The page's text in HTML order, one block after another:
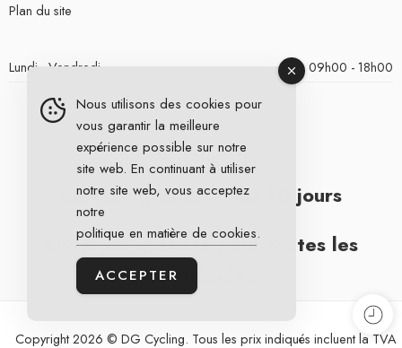
Plan du site
Lundi - Vendredi 09h00 - 18h00
Retours gratuits sous 30 jours
Livraison gratuite pour toutes les
commandes
Copyright 2026 © DG Cycling. Tous les prix indiqués incluent la TVA
Nous utilisons des cookies pour
vous garantir la meilleure
expérience possible sur notre
site web. En continuant à utiliser
notre site web, vous acceptez
notre
politique en matière de cookies.
ACCEPTER